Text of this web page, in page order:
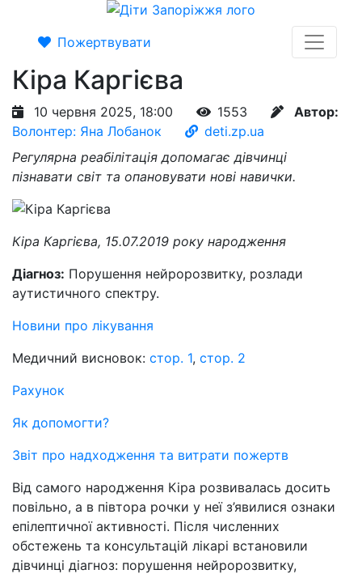
Пожертвувати
Кіра Каргієва
10 червня 2025, 18:00 1553
Автор:
Волонтер: Яна Лобанок
deti.zp.ua
Регулярна реабілітація допомагає дівчинці
пізнавати світ та опановувати нові навички.
Кіра Каргієва, 15.07.2019 року народження
Діагноз: Порушення нейророзвитку, розлади
аутистичного спектру.
Новини про лікування
Медичний висновок: стор. 1, стор. 2
Рахунок
Як допомогти?
Звіт про надходження та витрати пожертв
Від самого народження Кіра розвивалась досить
повільно, а в півтора рочки у неї з’явилися ознаки
епілептичної активності. Після численних
обстежень та консультацій лікарі встановили
дівчинці діагноз: порушення нейророзвитку,